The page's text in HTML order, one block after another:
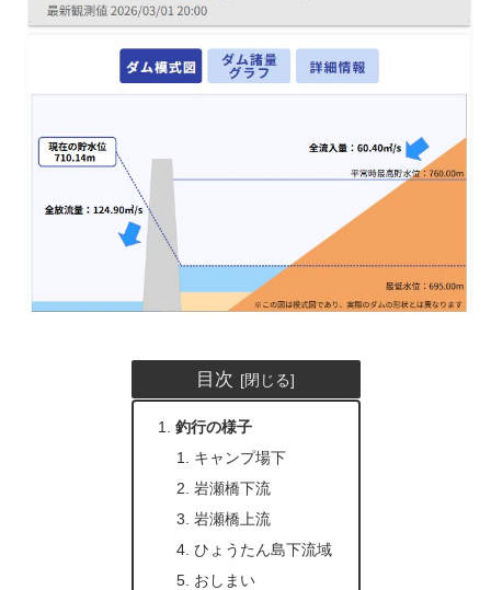
目次
釣行の様子
キャンプ場下
岩瀬橋下流
岩瀬橋上流
ひょうたん島下流域
おしまい